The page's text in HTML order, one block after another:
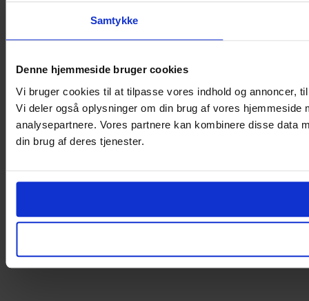
Samtykke
Denne hjemmeside bruger cookies
Vi bruger cookies til at tilpasse vores indhold og annoncer,
Vi deler også oplysninger om din brug af vores
analysepartnere. Vores partnere kan kombinere disse data
din brug af deres tjenester.